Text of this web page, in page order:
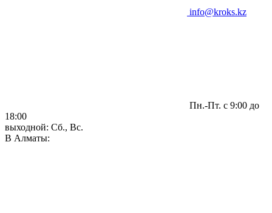
info@kroks.kz
Пн.-Пт. с 9:00 до
18:00
выходной: Сб., Вс.
В Алматы: